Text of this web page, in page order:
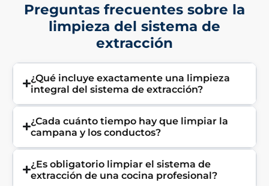
Preguntas frecuentes sobre la
limpieza del sistema de
extracción
¿Qué incluye exactamente una limpieza
integral del sistema de extracción?
¿Cada cuánto tiempo hay que limpiar la
campana y los conductos?
¿Es obligatorio limpiar el sistema de
extracción de una cocina profesional?